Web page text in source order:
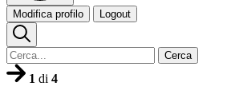
Modifica profilo Logout
Cerca
1 di 4